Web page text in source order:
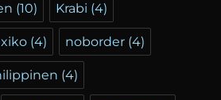
(10) Krabi (4)
(4) noborder (4)
(4)